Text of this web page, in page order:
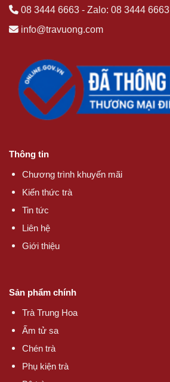
08 3444 6663 - Zalo: 08 3444 6663
info@travuong.com
Thông tin
Chương trình khuyến mãi
Kiến thức trà
Tin tức
Liên hệ
Giới thiệu
Sản phẩm chính
Trà Trung Hoa
Ấm tử sa
Chén trà
Phụ kiện trà